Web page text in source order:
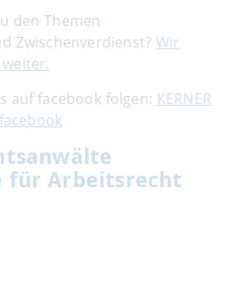
den Themen
Zwischenverdienst? Wir
auf facebook folgen: KERNER
für Arbeitsrecht